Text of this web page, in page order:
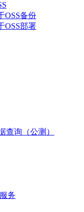
OSS备份
OSS部署
查询（公测）
务